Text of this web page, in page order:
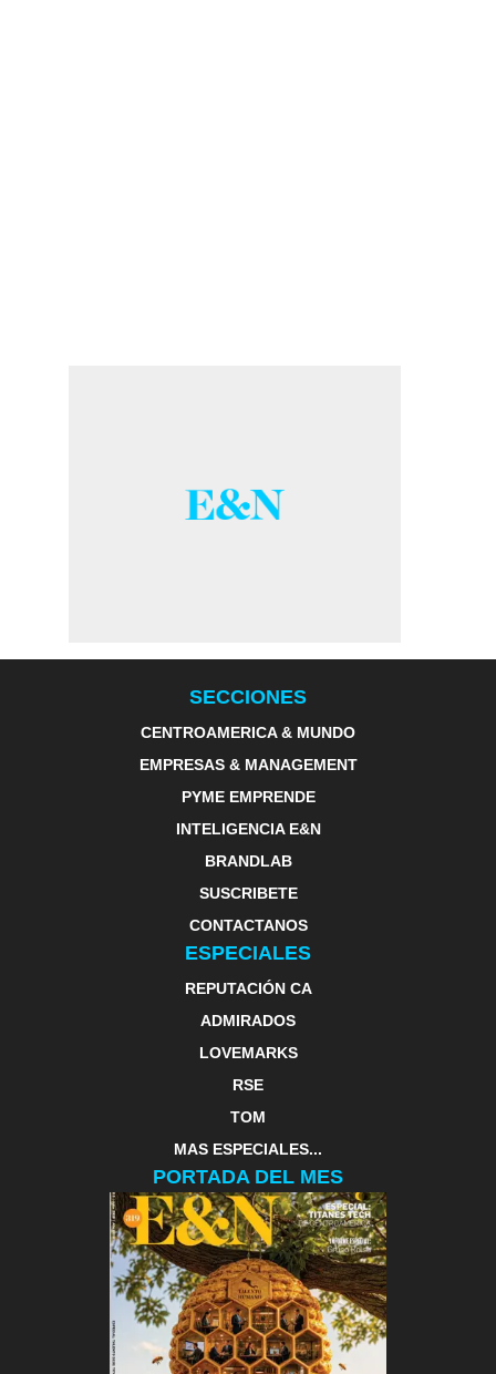
SECCIONES
CENTROAMERICA & MUNDO
EMPRESAS & MANAGEMENT
PYME EMPRENDE
INTELIGENCIA E&N
BRANDLAB
SUSCRIBETE
CONTACTANOS
ESPECIALES
REPUTACIÓN CA
ADMIRADOS
LOVEMARKS
RSE
TOM
MAS ESPECIALES...
PORTADA DEL MES